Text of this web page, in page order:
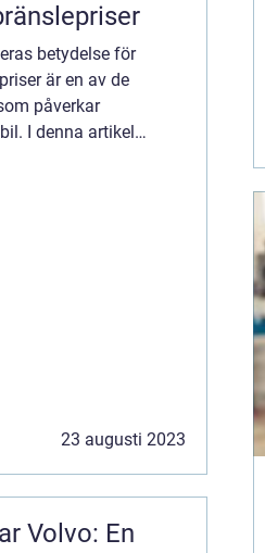
betydelse för
är en av de
påverkar
I denna artikel
23 augusti 2023
Volvo: En